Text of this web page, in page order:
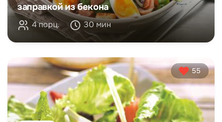
заправкой из бекона
4 порц. 30 мин
55